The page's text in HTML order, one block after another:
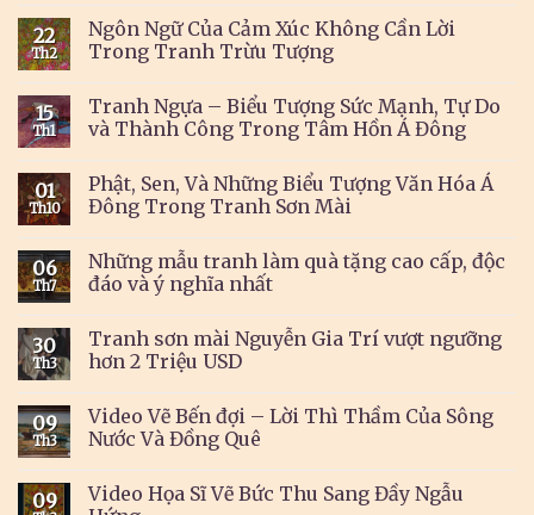
22
Th2
Ngôn Ngữ Của Cảm Xúc Không Cần Lời
Trong Tranh Trừu Tượng
15
Th1
Tranh Ngựa – Biểu Tượng Sức Mạnh, Tự Do
và Thành Công Trong Tâm Hồn Á Đông
01
Th10
Phật, Sen, Và Những Biểu Tượng Văn Hóa Á
Đông Trong Tranh Sơn Mài
06
Th7
Những mẫu tranh làm quà tặng cao cấp, độc
đáo và ý nghĩa nhất
30
Th3
Tranh sơn mài Nguyễn Gia Trí vượt ngưỡng
hơn 2 Triệu USD
09
Th3
Video Vẽ Bến đợi – Lời Thì Thầm Của Sông
Nước Và Đồng Quê
09
Video Họa Sĩ Vẽ Bức Thu Sang Đầy Ngẫu